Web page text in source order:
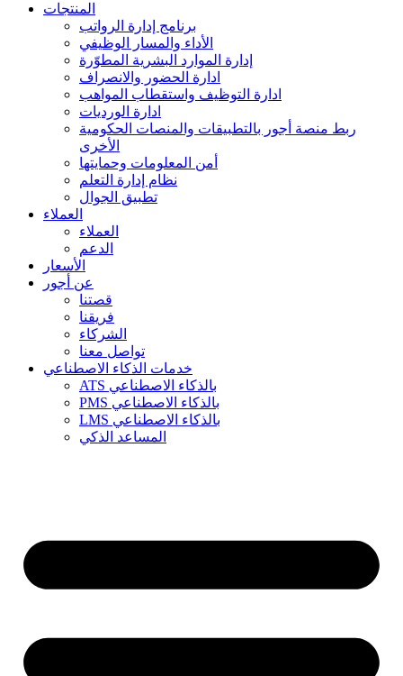
المنتجات
برنامج إدارة الرواتب
الأداء والمسار الوظيفي
إدارة الموارد البشرية المطوّرة
ادارة الحضور والانصراف
ادارة التوظيف واستقطاب المواهب
ادارة الورديات
ربط منصة أجور بالتطبيقات والمنصات الحكومية
الأخرى
أمن المعلومات وحمايتها
نظام إدارة التعلم
تطبيق الجوال
العملاء
العملاء
الدعم
الأسعار
عن أجور
قصتنا
فريقنا
الشركاء
تواصل معنا
خدمات الذكاء الاصطناعي
ATS بالذكاء الاصطناعي
PMS بالذكاء الاصطناعي
LMS بالذكاء الاصطناعي
المساعد الذكي